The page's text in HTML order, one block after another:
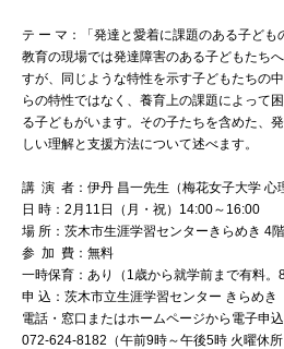
入試広報部
072-643-
お問い合わせ 交通アクセス
テ ー マ：「発達と愛着に課題のある子ども
教育の現場では発達障害のある子どもたち
すが、同じような特性を示す子どもたちの
らの特性ではなく、養育上の課題によって
る子どもがいます。その子たちを含めた、
しい理解と支援方法について述べます。
講 演 者：伊丹 昌一先生（梅花女子大学 心
日 時：2月11日（月・祝）14:00～16:00
場 所：茨木市生涯学習センターきらめき 4
参 加 費：無料
一時保育：あり（1歳から就学前まで有料。
申 込：茨木市立生涯学習センター きらめき
電話・窓口またはホームページから電子申込
072-624-8182（午前9時～午後5時 火曜休所